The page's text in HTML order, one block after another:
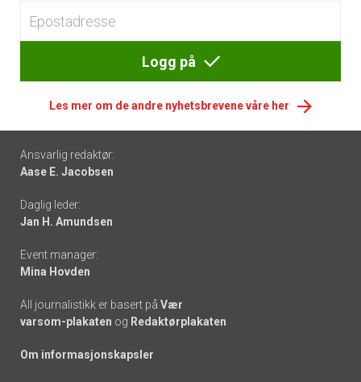
Logg på
Les mer om de andre nyhetsbrevene våre her
Footer
-
links
Ansvarlig redaktør:
Aase E. Jacobsen
Daglig leder:
Jan H. Amundsen
Event manager:
Mina Hovden
All journalistikk er basert på Vær
varsom-plakaten og Redaktørplakaten
Om informasjonskapsler